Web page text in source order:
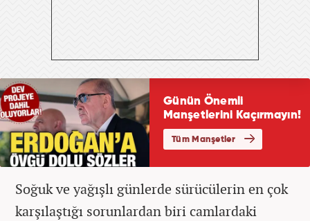
Soğuk ve yağışlı günlerde sürücülerin en çok
karşılaştığı sorunlardan biri camlardaki